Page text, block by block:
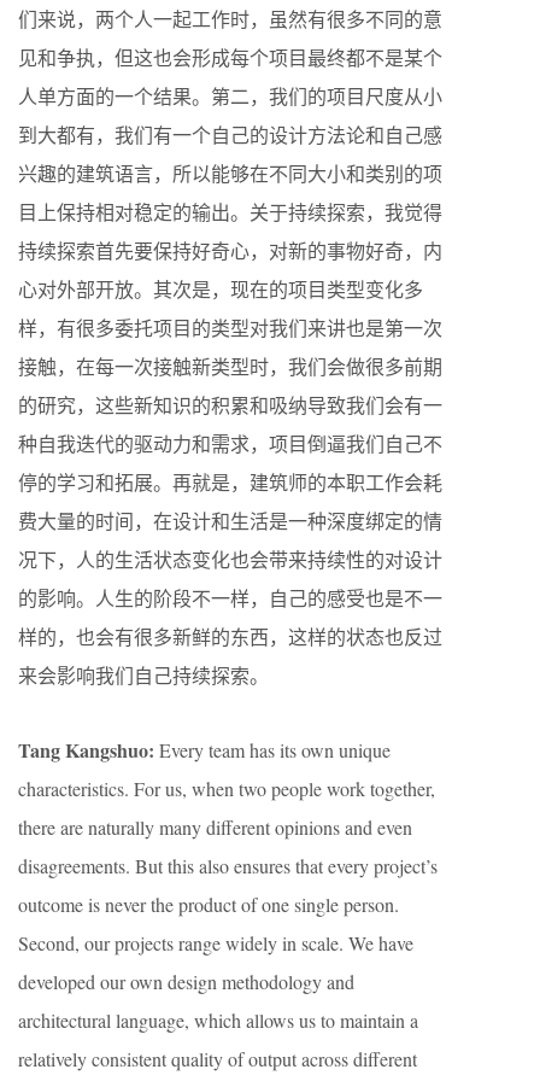
们来说，两个人一起工作时，虽然有很多不同的意
见和争执，但这也会形成每个项目最终都不是某个
人单方面的一个结果。第二，我们的项目尺度从小
到大都有，我们有一个自己的设计方法论和自己感
兴趣的建筑语言，所以能够在不同大小和类别的项
目上保持相对稳定的输出。关于持续探索，我觉得
持续探索首先要保持好奇心，对新的事物好奇，内
心对外部开放。其次是，现在的项目类型变化多
样，有很多委托项目的类型对我们来讲也是第一次
接触，在每一次接触新类型时，我们会做很多前期
的研究，这些新知识的积累和吸纳导致我们会有一
种自我迭代的驱动力和需求，项目倒逼我们自己不
停的学习和拓展。再就是，建筑师的本职工作会耗
费大量的时间，在设计和生活是一种深度绑定的情
况下，人的生活状态变化也会带来持续性的对设计
的影响。人生的阶段不一样，自己的感受也是不一
样的，也会有很多新鲜的东西，这样的状态也反过
来会影响我们自己持续探索。
Tang Kangshuo: Every team has its own unique
characteristics. For us, when two people work together,
there are naturally many different opinions and even
disagreements. But this also ensures that every project’s
outcome is never the product of one single person.
Second, our projects range widely in scale. We have
developed our own design methodology and
architectural language, which allows us to maintain a
relatively consistent quality of output across different